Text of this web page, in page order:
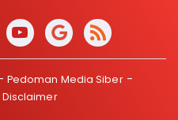
Pedoman Media Siber
Disclaimer